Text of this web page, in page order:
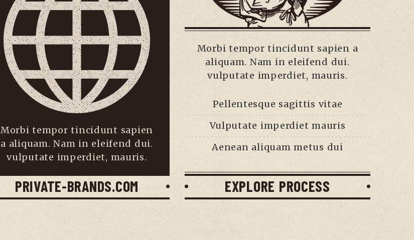
Morbi tempor tincidunt sapien
a aliquam. Nam in eleifend dui.
vulputate imperdiet, mauris.
PRIVATE-BRANDS.COM
Morbi tempor tincidunt sapien a
aliquam. Nam in eleifend dui.
vulputate imperdiet, mauris.
Pellentesque sagittis vitae
Vulputate imperdiet mauris
Aenean aliquam metus dui
EXPLORE PROCESS